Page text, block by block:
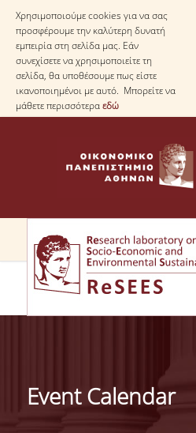
Χρησιμοποιούμε cookies για να σας
προσφέρουμε την καλύτερη δυνατή
εμπειρία στη σελίδα μας. Εάν
συνεχίσετε να χρησιμοποιείτε τη
σελίδα, θα υποθέσουμε πως είστε
ικανοποιημένοι με αυτό. Μπορείτε να
μάθετε περισσότεραεδώ
ΣΧΕΤΙΚΑ
PROJECTS
Event Calendar